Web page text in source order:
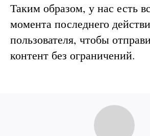
Таким образом, у нас есть
момента последнего
пользователя, чтобы
контент без ограничений.